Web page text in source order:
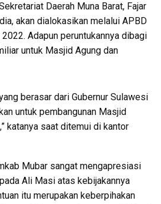
Daerah Muna Barat, Fajar
akan dialokasikan melalui APBD
Adapun peruntukannya dibagi
untuk Masjid Agung dan
berasar dari Gubernur Sulawesi
untuk pembangunan Masjid
katanya saat ditemui di kantor
Mubar sangat mengapresiasi
Ali Masi atas kebijakannya
itu merupakan keberpihakan